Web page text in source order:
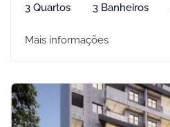
3 Quartos 3 Banheiros
Mais informações